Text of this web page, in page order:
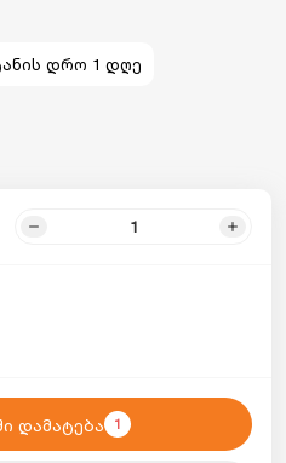
დრო 1 დღე
დამატება 1